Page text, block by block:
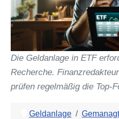
Die Geldanlage in ETF
Recherche.
prüfen regelmäßig die Top-
Geldanlage